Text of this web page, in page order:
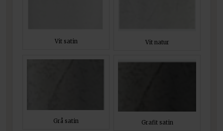
Vit satin Vit natur
Grå satin Grafit satin